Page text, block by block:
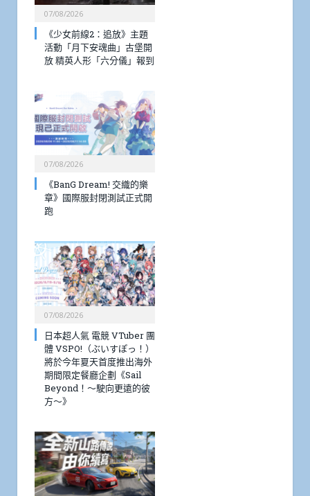
07/08/2026
《少女前線2：追放》主題
活動「月下安魂曲」古堡開
放 精英人形「六分儀」報到
07/08/2026
《BanG Dream! 交織的樂
章》國際服封閉測試正式開
跑
07/08/2026
日本超人氣 電競 VTuber 團
體 VSPO!（ぶいすぽっ！）
將於今年夏天首度推出海外
期間限定餐廳企劃《Sail
Beyond！～駛向更遠的彼
方～》